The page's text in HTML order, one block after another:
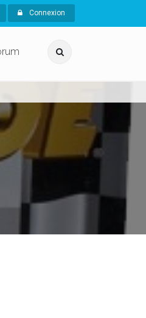
Connexion